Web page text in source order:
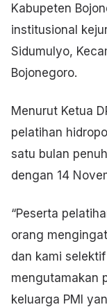
Kabupeten
institusional
Sidumulyo,
Bojonegoro.
Menurut Ketua
pelatihan
satu bulan
dengan 14
“Peserta
orang
dan kami
mengutamakan
keluarga PMI